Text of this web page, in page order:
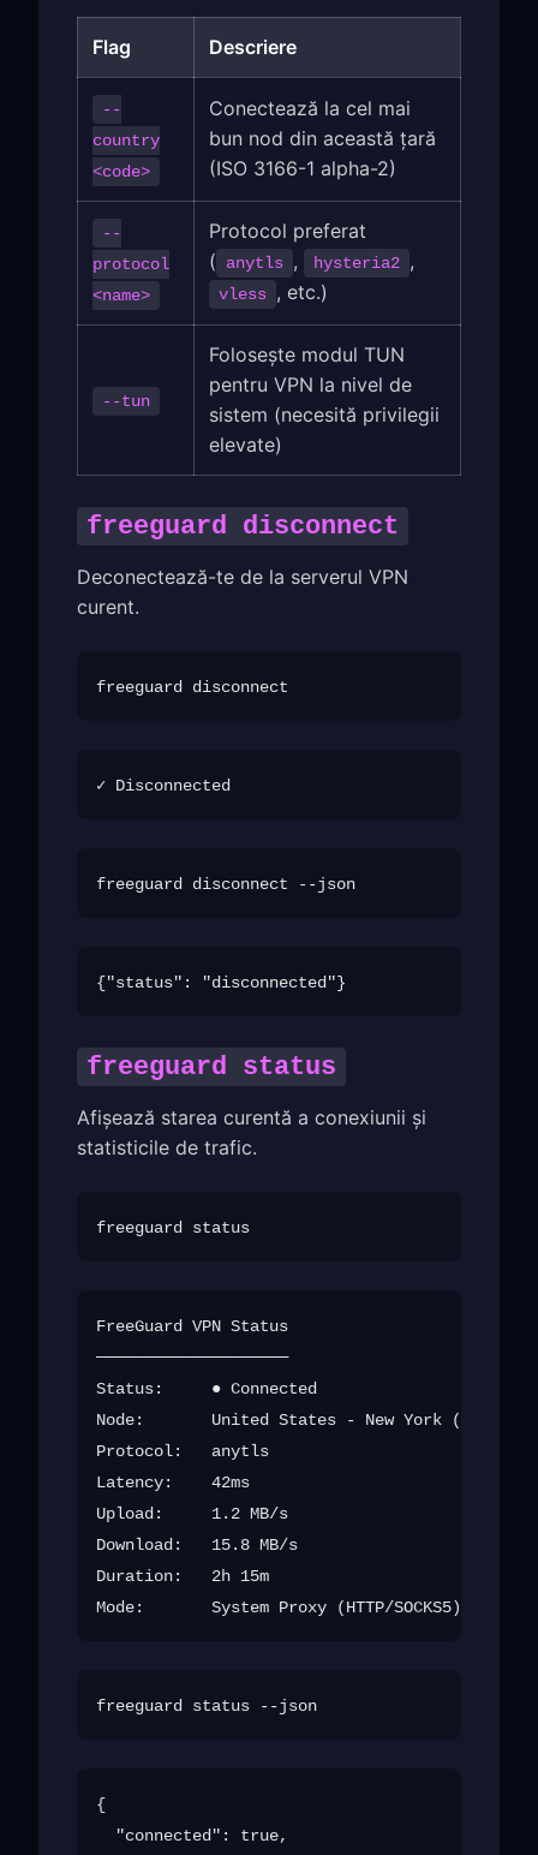
Flag Descriere
--
country
<code>
Conectează la cel mai
bun nod din această țară
(ISO 3166-1 alpha-2)
--
protocol
<name>
Protocol preferat
(
anytls , hysteria2 ,
vless , etc.)
--tun
Folosește modul TUN
pentru VPN la nivel de
sistem (necesită privilegii
elevate)
freeguard disconnect
Deconectează-te de la serverul VPN
curent.
freeguard status
Afișează starea curentă a conexiunii și
statisticile de trafic.
FreeGuard VPN Status
────────────────────
Status:     ● Connected
Node:       United States - New York (us-new-
Protocol:   anytls
Latency:    42ms
Upload:     1.2 MB/s
Download:   15.8 MB/s
Duration:   2h 15m
{
  "connected": true,